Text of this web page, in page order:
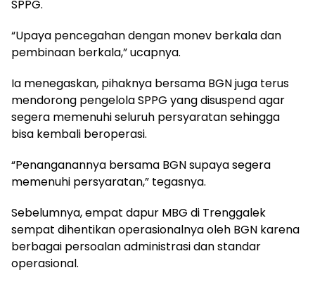
SPPG.
“Upaya pencegahan dengan monev berkala dan
pembinaan berkala,” ucapnya.
Ia menegaskan, pihaknya bersama BGN juga terus
mendorong pengelola SPPG yang disuspend agar
segera memenuhi seluruh persyaratan sehingga
bisa kembali beroperasi.
“Penanganannya bersama BGN supaya segera
memenuhi persyaratan,” tegasnya.
Sebelumnya, empat dapur MBG di Trenggalek
sempat dihentikan operasionalnya oleh BGN karena
berbagai persoalan administrasi dan standar
operasional.